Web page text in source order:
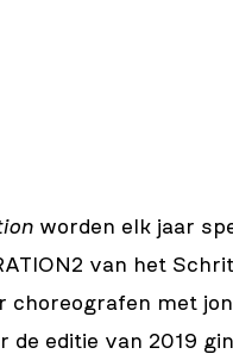
worden elk jaar
van het
choreografen met
de editie van 2019